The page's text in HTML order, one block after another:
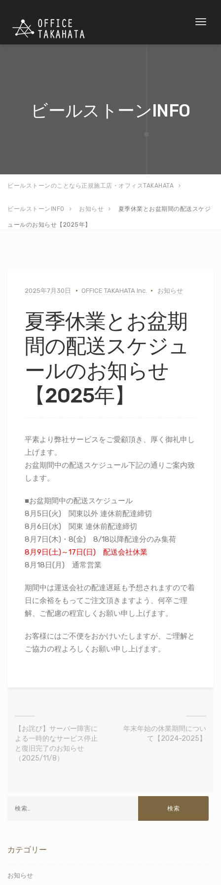
Toggle
ビールストーンINFO
ビールストーンのことなら正規施工店・オフィスTAKAHATA
ビールストーンINFO お知らせ 夏季休業とお盆期間の配送スケジ
ュールのお知らせ【2025年】
2025年7月30日 OFFICE TAKAHATA Inc. お知らせ
夏季休業とお盆期
間の配送スケジュ
ールのお知らせ
【2025年】
平素より弊社サービスをご愛顧頂き、厚く御礼申し
上げます。
お盆期間中の配送スケジュール下記の通りご案内致
します。
■お盆期間中の配送スケジュール
8月5日(火) 関東以外 連休前配達締切
8月6日(水) 関東 連休前配達締切
8月7日(木)・8(金) 8/18以降配達分のみ集荷
8月9日(土)～17日(日) 配送会社休業
8月18日(月) 通常営業
期間中は運送会社の配達遅延も予想されますので着
日に余裕をもってご注文頂きますよう、何卒ご理
解、ご配慮の程宜しくお願い申し上げます。
お客様にはご不便をおかけいたしますが、ご理解と
ご協力の程よろしくお願い申し上げます。
【お詫び】サーバー障害に
よる一時的なサービス停止
と復旧完了のお知らせ
（2025/11/8）
年末年始の休業期間につい
て【2024-2025】
カテゴリー
お知らせ